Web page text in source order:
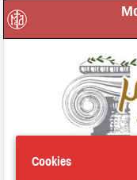
Cookies